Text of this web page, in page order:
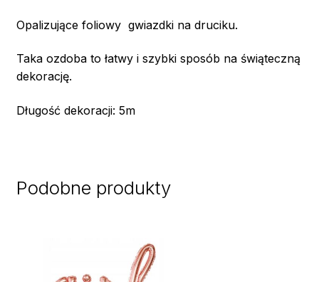
Opalizujące foliowy gwiazdki na druciku.
Taka ozdoba to łatwy i szybki sposób na świąteczną
dekorację.
Długość dekoracji: 5m
Podobne produkty